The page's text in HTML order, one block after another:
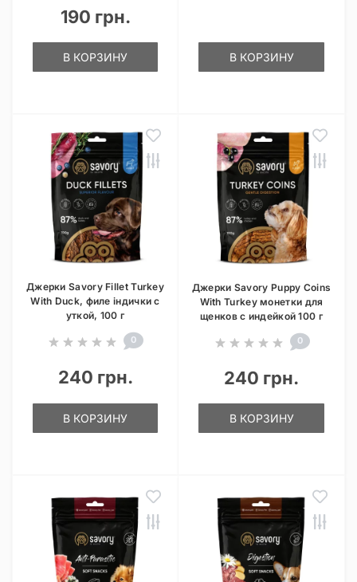
190 грн.
В КОРЗИНУ В КОРЗИНУ
Джерки Savory Fillet Turkey
With Duck, филе індички с
уткой, 100 г
0
240 грн.
В КОРЗИНУ
Джерки Savory Puppy Coins
With Turkey монетки для
щенков с индейкой 100 г
0
240 грн.
В КОРЗИНУ